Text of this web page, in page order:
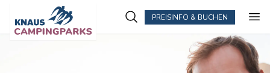
PREISINFO & BUCHEN